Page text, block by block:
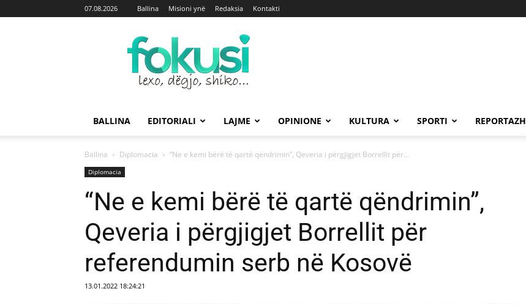
07.08.2026 Ballina Misioni ynë Redaksia Kontakti
Fokusi
BALLINA EDITORIALI LAJME OPINIONE KULTURA SPORTI REPORTAZH
Ballina Diplomacia “Ne e kemi bërë të qartë qëndrimin”, Qeveria i përgjigjet Borrellit për...
Diplomacia
“Ne e kemi bërë të qartë qëndrimin”,
Qeveria i përgjigjet Borrellit për
referendumin serb në Kosovë
13.01.2022 18:24:21